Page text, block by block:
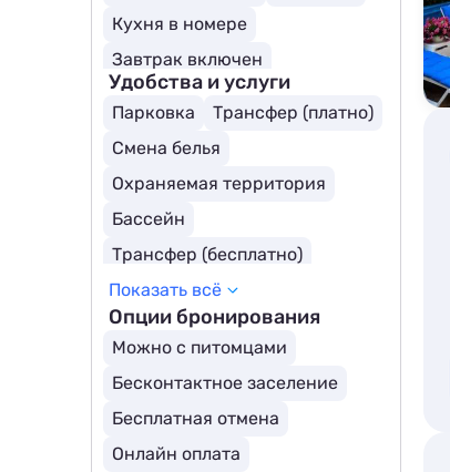
Кухня в номере
Завтрак включен
Удобства и услуги
Парковка
Трансфер (платно)
Смена белья
Охраняемая территория
Бассейн
Трансфер (бесплатно)
Открытый бассейн
Собственный пляж
Детский бассейн
Бассейн с подогревом
Показать всё
Опции бронирования
Можно с питомцами
Бесконтактное заселение
Бесплатная отмена
Онлайн оплата